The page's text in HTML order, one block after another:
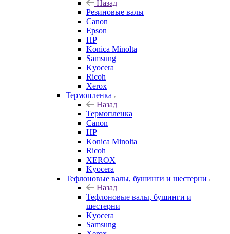
Назад
Резиновые валы
Canon
Epson
HP
Konica Minolta
Samsung
Kyocera
Ricoh
Xerox
Термопленка
Назад
Термопленка
Canon
HP
Konica Minolta
Ricoh
XEROX
Kyocera
Тефлоновые валы, бушинги и шестерни
Назад
Тефлоновые валы, бушинги и
шестерни
Kyocera
Samsung